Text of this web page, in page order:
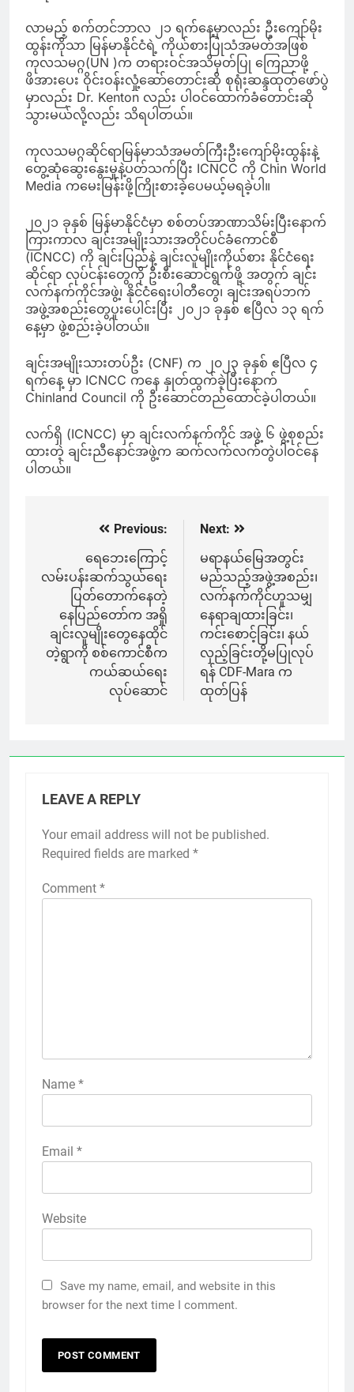
လာမည့် စက်တင်ဘာလ ၂၁ ရက်နေ့မှာလည်း ဦးကျော်မိုး
ထွန်းကိုသာ မြန်မာနိုင်ငံရဲ့ ကိုယ်စားပြုသံအမတ်အဖြစ်
ကုလသမဂ္ဂ(UN )က တရားဝင်အသိမှတ်ပြု ကြေညာဖို့
ဖိအားပေး ဝိုင်းဝန်းလှုံ့ဆော်တောင်းဆို စုရုံးဆန္ဒထုတ်ဖော်ပွဲ
မှာလည်း Dr. Kenton လည်း ပါဝင်ထောက်ခံတောင်းဆို
သွားမယ်လို့လည်း သိရပါတယ်။
ကုလသမဂ္ဂဆိုင်ရာမြန်မာသံအမတ်ကြီးဦးကျော်မိုးထွန်းနဲ့
တွေ့ဆုံဆွေးနွေးမှုနဲ့ပတ်သက်ပြီး ICNCC ကို Chin World
Media ကမေးမြန်းဖို့ကြိုးစားခဲ့ပေမယ့်မရခဲ့ပါ။
၂၀၂၁ ခုနှစ် မြန်မာနိုင်ငံမှာ စစ်တပ်အာဏာသိမ်းပြီးနောက်
ကြားကာလ ချင်းအမျိုးသားအတိုင်ပင်ခံကောင်စီ
(ICNCC) ကို ချင်းပြည်နဲ့ ချင်းလူမျိုးကိုယ်စား နိုင်ငံရေး
ဆိုင်ရာ လုပ်ငန်းတွေကို ဦးစီးဆောင်ရွက်ဖို့ အတွက် ချင်း
လက်နက်ကိုင်အဖွဲ့၊ နိုင်ငံရေးပါတီတွေ၊ ချင်းအရပ်ဘက်
အဖွဲ့အစည်းတွေပူးပေါင်းပြီး ၂၀၂၁ ခုနှစ် ဧပြီလ ၁၃ ရက်
နေ့မှာ ဖွဲ့စည်းခဲ့ပါတယ်။
ချင်းအမျိုးသားတပ်ဦး (CNF) က ၂၀၂၃ ခုနှစ် ဧပြီလ ၄
ရက်နေ့ မှာ ICNCC ကနေ နှုတ်ထွက်ခဲ့ပြီးနောက်
Chinland Council ကို ဦးဆောင်တည်ထောင်ခဲ့ပါတယ်။
လက်ရှိ (ICNCC) မှာ ချင်းလက်နက်ကိုင် အဖွဲ့ ၆ ဖွဲ့စုစည်း
ထားတဲ့ ချင်းညီနောင်အဖွဲ့က ဆက်လက်လက်တွဲပါဝင်နေ
ပါတယ်။
navigation
Previous:
ရေဘေးကြောင့်
လမ်းပန်းဆက်သွယ်ရေး
ပြတ်တောက်နေတဲ့
နေပြည်တော်က အရှို
ချင်းလူမျိုးတွေနေထိုင်
တဲ့ရွာကို စစ်ကောင်စီက
ကယ်ဆယ်ရေး
လုပ်ဆောင်
Next:
မရာနယ်မြေအတွင်း
မည်သည့်အဖွဲ့အစည်း၊
လက်နက်ကိုင်ဟူသမျှ
နေရာချထားခြင်း၊
ကင်းစောင့်ခြင်း၊ နယ်
လှည့်ခြင်းတို့မပြုလုပ်
ရန် CDF-Mara က
ထုတ်ပြန်
LEAVE A REPLY
Your email address will not be published.
Required fields are marked *
Comment *
Name *
Email *
Website
Save my name, email, and website in this
browser for the next time I comment.